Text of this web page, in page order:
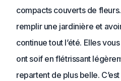
compacts couverts de
remplir une jardinière et
continue tout l’été. Elles
ont soif en flétrissant
repartent de plus belle.